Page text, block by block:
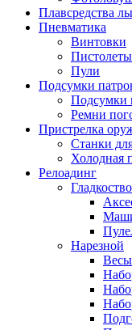
Плавсредства
Пневматика
Винтовки
Пистолеты
Пули
Подсумки
Подсумки
Ремни
Пристрелка
Станки
Холодная
Релоадинг
Нарезной